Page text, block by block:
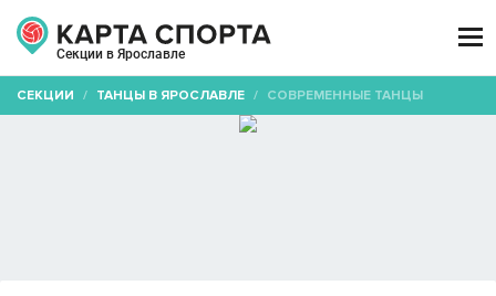
Секции в Ярославле

СЕКЦИИ / ТАНЦЫ В ЯРОСЛАВЛЕ / СОВРЕМЕННЫЕ ТАНЦЫ